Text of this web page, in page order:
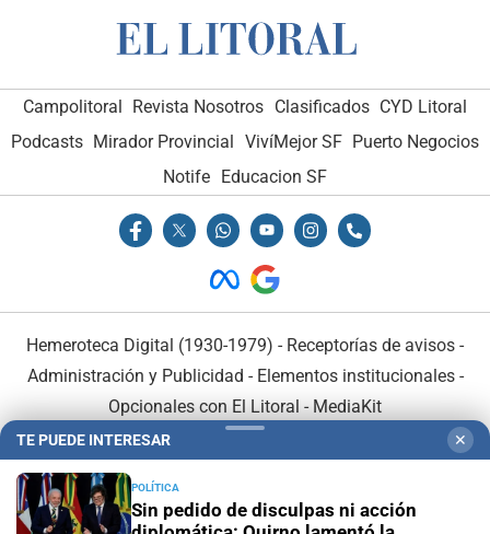
Campolitoral Revista Nosotros Clasificados CYD Litoral
Podcasts Mirador Provincial VivíMejor SF Puerto Negocios
Notife
Educacion SF
Hemeroteca Digital (1930-1979) - Receptorías de avisos -
Administración y Publicidad - Elementos institucionales-
Opcionales con El Litoral - MediaKit
TE PUEDE INTERESAR ✕
POLÍTICA
Sin pedido de disculpas ni acción